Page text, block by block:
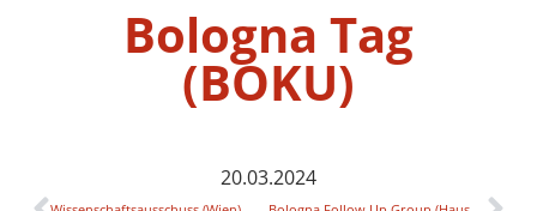
Bologna Tag
(BOKU)
20.03.2024